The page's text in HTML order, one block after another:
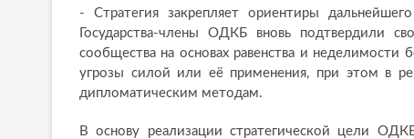
- Стратегия закрепляет ориентиры
Государства-члены ОДКБ вновь подтвердили
сообщества на основах равенства и неделимости
угрозы силой или её применения, при этом в
дипломатическим методам.
В основу реализации стратегической цели